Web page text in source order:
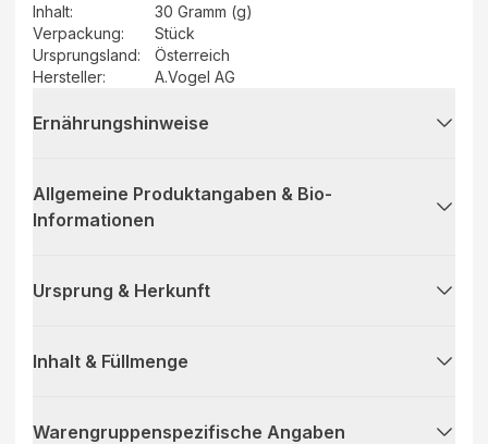
Inhalt:
30 Gramm (g)
Verpackung:
Stück
Ursprungsland:
Österreich
Hersteller: A.Vogel AG
Ernährungshinweise
Allgemeine Produktangaben & Bio-
Informationen
Ursprung & Herkunft
Inhalt & Füllmenge
Warengruppenspezifische Angaben